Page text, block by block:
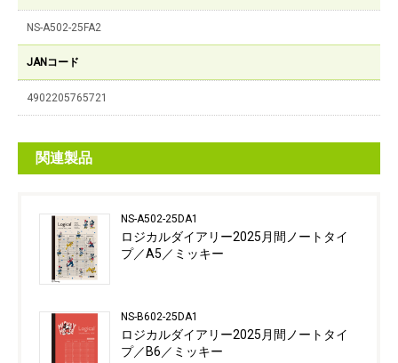
NS-A502-25FA2
JANコード
4902205765721
関連製品
NS-A502-25DA1
ロジカルダイアリー2025月間ノートタイ
プ／A5／ミッキー
NS-B602-25DA1
ロジカルダイアリー2025月間ノートタイ
プ／B6／ミッキー